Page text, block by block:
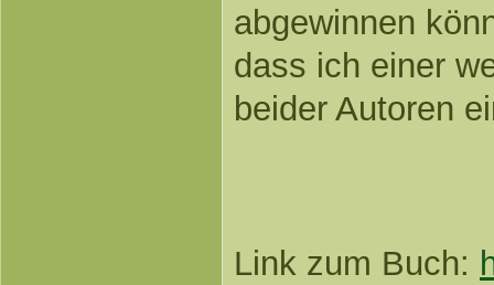
abgewinnen
dass ich einer
beider Autoren
Link zum Buch: